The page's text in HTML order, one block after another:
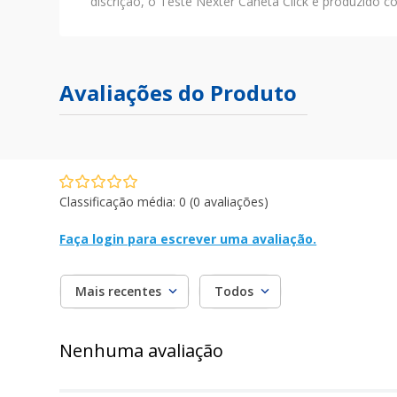
Avaliações do Produto
Classificação média: 0 (0 avaliações)
Faça login para escrever uma avaliação.
Mais recentes Todos
Nenhuma avaliação